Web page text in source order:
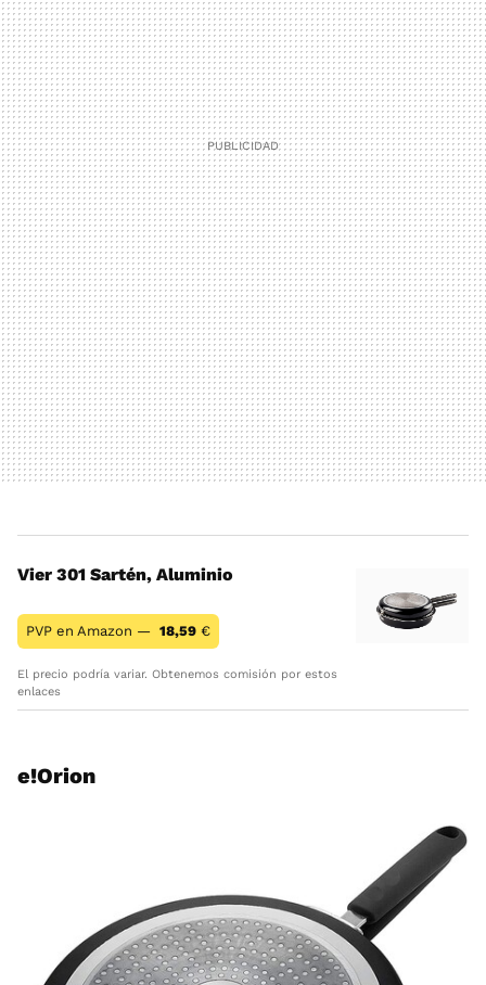
Vier 301 Sartén, Aluminio
PVP en Amazon — 18,59 €
El precio podría variar. Obtenemos comisión por estos
enlaces
e!Orion